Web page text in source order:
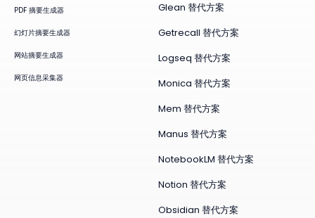
PDF 摘要生成器
幻灯片摘要生成器
网站摘要生成器
网页信息采集器
Glean 替代方案
Getrecall 替代方案
Logseq 替代方案
Monica 替代方案
Mem 替代方案
Manus 替代方案
NotebookLM 替代方案
Notion 替代方案
Obsidian 替代方案